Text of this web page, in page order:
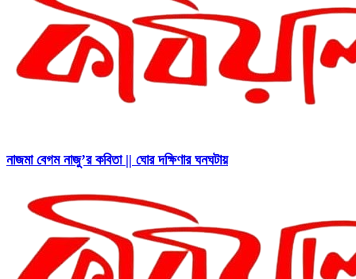
নাজমা বেগম নাজু’র কবিতা || ঘোর দক্ষিণার ঘনঘটায়